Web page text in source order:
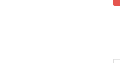
T